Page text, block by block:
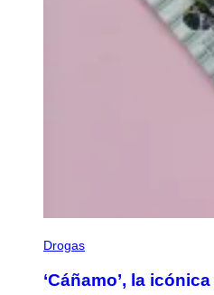
Drogas
‘Cáñamo’, la